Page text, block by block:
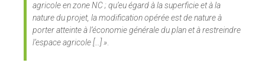
agricole en zone NC ; qu’eu égard à la superficie et à la
nature du projet, la modification opérée est de nature à
porter atteinte à l’économie générale du plan et à restreindre
l’espace agricole […] »